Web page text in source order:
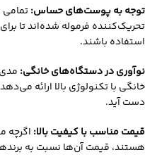
توجه به پوست‌های حساس:
تحریک‌کننده فرموله شده‌اند تا
استفاده باشند.
نوآوری در دستگاه‌های خانگی:
خانگی با تکنولوژی بالا ارائه
دست آید.
قیمت مناسب با کیفیت بالا: اگرچه
هستند، قیمت آن‌ها نسبت به